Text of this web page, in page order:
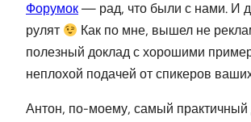
Форумок — рад, что были с нами. И
рулят
Как по мне, вышел не
полезный доклад с хорошими
неплохой подачей от спикеров
Антон, по-моему, самый практичный